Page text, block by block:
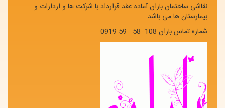
نقاشی ساختمان باران آماده عقد قرارداد با شرکت ها و اردارات و
بیمارستان ها می باشد
شماره تماس باران 108 58 59 0919